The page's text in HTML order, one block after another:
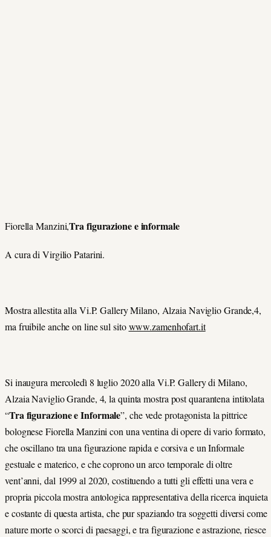
Fiorella Manzini,Tra figurazione e informale
A cura di Virgilio Patarini.
Mostra allestita alla Vi.P. Gallery Milano, Alzaia Naviglio Grande,4,
ma fruibile anche on line sul sitowww.zamenhofart.it
Si inaugura mercoledì 8 luglio 2020 alla Vi.P. Gallery di Milano,
Alzaia Naviglio Grande, 4, la quinta mostra post quarantena intitolata
“Tra figurazione e Informale”, che vede protagonista la pittrice
bolognese Fiorella Manzini con una ventina di opere di vario formato,
che oscillano tra una figurazione rapida e corsiva e un Informale
gestuale e materico, e che coprono un arco temporale di oltre
vent’anni, dal 1999 al 2020, costituendo a tutti gli effetti una vera e
propria piccola mostra antologica rappresentativa della ricerca inquieta
e costante di questa artista, che pur spaziando tra soggetti diversi come
nature morte o scorci di paesaggi, e tra figurazione e astrazione, riesce